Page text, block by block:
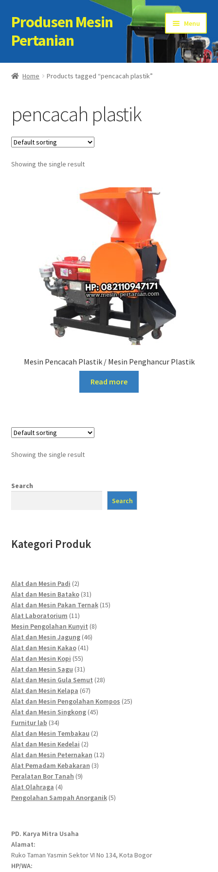
Skip
to
navigation
Skip
to
content
Produsen Mesin
Pertanian
Menu
Home
Cart
Checkout
Kontak Kami
Home Products tagged “pencacah plastik”
pencacah plastik
Showing the single result
Mesin Pencacah Plastik / Mesin Penghancur Plastik
Read more
Showing the single result
Search
Search
Kategori Produk
Alat dan Mesin Padi 22
products
Alat dan Mesin Batako 3131
products
Alat dan Mesin Pakan Ternak 1515
Alat Laboratorium 1111
products
Mesin Pengolahan Kunyit 88
Alat dan Mesin Jagung 4646
Alat dan Mesin Kakao 4141
Alat dan Mesin Kopi 5555
products
Alat dan Mesin Sagu 3131
products
Alat dan Mesin Gula Semut 2828
Alat dan Mesin Kelapa 6767
products
Alat dan Mesin Pengolahan Kompos 2525
Alat dan Mesin Singkong 4545
Furnitur lab 3434
products
Alat dan Mesin Tembakau 22
Alat dan Mesin Kedelai 22
products
Alat dan Mesin Peternakan 1212
Alat Pemadam Kebakaran 33
Peralatan Bor Tanah 99
Alat Olahraga 44
products
Pengolahan Sampah Anorganik 55
PD. Karya Mitra Usaha
Alamat:
Ruko Taman Yasmin Sektor VI No 134, Kota Bogor
HP/WA: